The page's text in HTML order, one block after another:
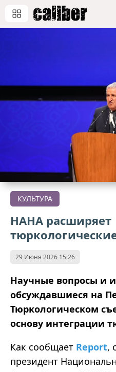
КУЛЬТУРА
НАНА расширяет
29 Июня 2026 15:26
Научные вопросы и
обсуждавшиеся на
Тюркологическом
основу интеграции
Как сообщает Report,
президент